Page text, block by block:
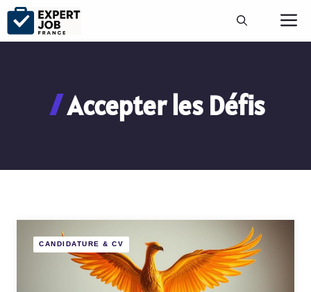
Aller
contenu
Accepter les Défis
CANDIDATURE & CV